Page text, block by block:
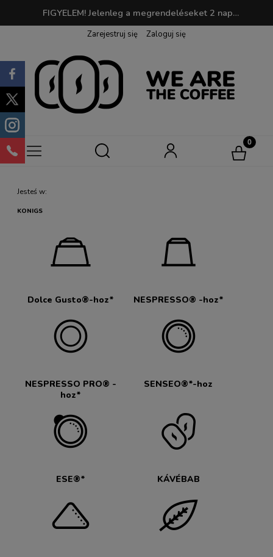
FIGYELEM! Jelenleg a megrendeléseket 2 napon belül dolgozzuk fel. 190 PLN feletti megrendelések esetén a szállítás ingyenes! | Vásárláskor pontokat gyűjthetsz, amelyeket később kedvenc kávédra válthatsz be!
Zarejestruj się Zaloguj się
Jesteś w:
KONIGS
Dolce Gusto®-hoz* NESPRESSO® -hoz*
NESPRESSO PRO® -
hoz*
SENSEO®*-hoz
ESE®* KÁVÉBAB